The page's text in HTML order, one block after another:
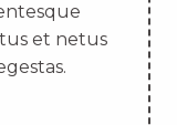
et netus